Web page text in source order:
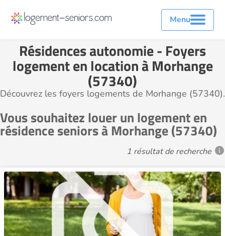
Menu
Résidences autonomie - Foyers
logement en location à Morhange
(57340)
Découvrez les foyers logements de Morhange (57340).
Vous souhaitez louer un logement en
résidence seniors à Morhange (57340)
1 résultat de recherche